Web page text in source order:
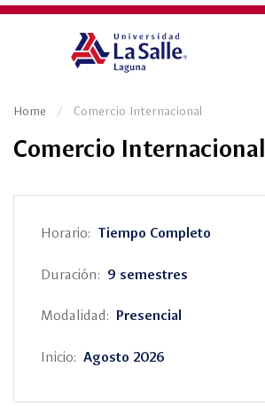
Home Comercio Internacional
Comercio Internacional
Horario: Tiempo Completo
Duración: 9 semestres
Modalidad: Presencial
Inicio: Agosto 2026